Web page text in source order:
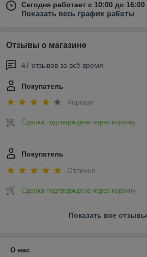
Сегодня работает с 10:00 до 16:00
Показать весь график работы
Отзывы о магазине
47 отзывов за всё время
Покупатель
Хорошо
Сделка подтверждена через корзину
Покупатель
Отлично
Сделка подтверждена через корзину
Показать все отзывы
О нас